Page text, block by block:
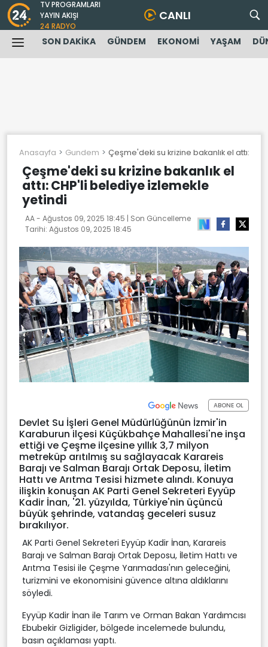
TV PROGRAMLARI
YAYIN AKIŞI
24 RADYO
CANLI
SON DAKİKA GÜNDEM EKONOMİ YAŞAM
Anasayfa Gundem Çeşme'deki su krizine bakanlık el attı:
Çeşme'deki su krizine bakanlık el
attı: CHP'li belediye izlemekle
yetindi
AA - Ağustos 09, 2025 18:45 | Son Güncelleme
Tarihi: Ağustos 09, 2025 18:45
ABONE OL
Devlet Su İşleri Genel Müdürlüğünün İzmir'in
Karaburun ilçesi Küçükbahçe Mahallesi'ne inşa
ettiği ve Çeşme ilçesine yıllık 3,7 milyon
metreküp arıtılmış su sağlayacak Karareis
Barajı ve Salman Barajı Ortak Deposu, İletim
Hattı ve Arıtma Tesisi hizmete alındı. Konuya
ilişkin konuşan AK Parti Genel Sekreteri Eyyüp
Kadir İnan, '21. yüzyılda, Türkiye'nin üçüncü
büyük şehrinde, vatandaş geceleri susuz
bırakılıyor.
AK Parti Genel Sekreteri Eyyüp Kadir İnan, Karareis
Barajı ve Salman Barajı Ortak Deposu, İletim Hattı ve
Arıtma Tesisi ile Çeşme Yarımadası'nın geleceğini,
turizmini ve ekonomisini güvence altına aldıklarını
söyledi.
Eyyüp Kadir İnan ile Tarım ve Orman Bakan Yardımcısı
Ebubekir Gizligider, bölgede incelemede bulundu,
basın açıklaması yaptı.